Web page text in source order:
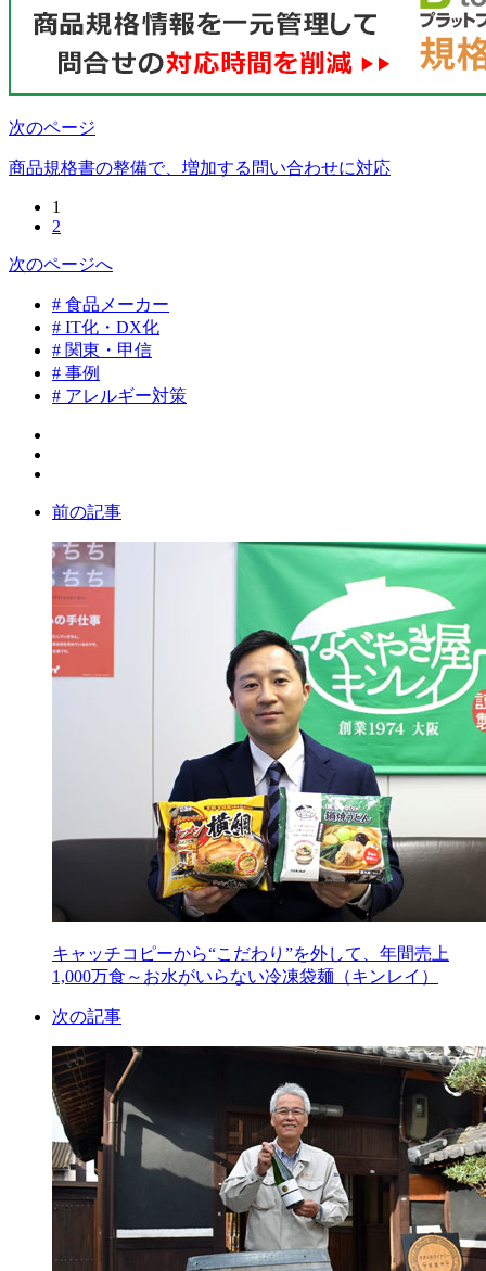
次のページ
商品規格書の整備で、増加する問い合わせに対応
1
2
次のページへ
# 食品メーカー
# IT化・DX化
# 関東・甲信
# 事例
# アレルギー対策
前の記事
キャッチコピーから“こだわり”を外して、年間売上
1,000万食～お水がいらない冷凍袋麺（キンレイ）
次の記事